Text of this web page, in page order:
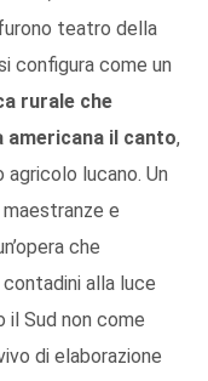
teatro della
configura come un
rurale che
il canto,
lucano. Un
e
che
alla luce
Sud non come
di elaborazione